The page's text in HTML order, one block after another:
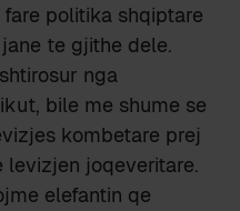
fare politika shqiptare
te gjithe dele.
nga
bile me shume se
kombetare prej
joqeveritare.
elefantin qe